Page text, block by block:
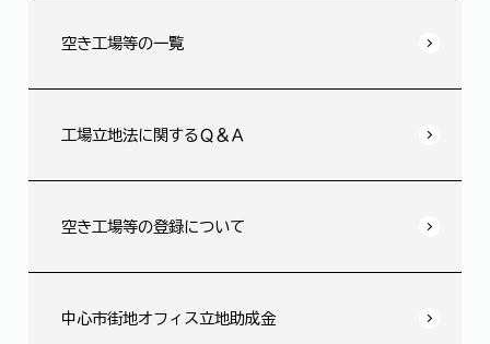
空き工場等の一覧
工場立地法に関するＱ＆Ａ
空き工場等の登録について
中心市街地オフィス立地助成金